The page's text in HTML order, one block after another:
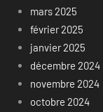
mars 2025
février 2025
janvier 2025
décembre 2024
novembre 2024
octobre 2024